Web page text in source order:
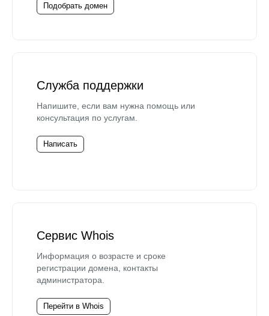
Подобрать домен
Служба поддержки
Напишите, если вам нужна помощь или
консультация по услугам.
Написать
Сервис Whois
Информация о возрасте и сроке
регистрации домена, контакты
администратора.
Перейти в Whois